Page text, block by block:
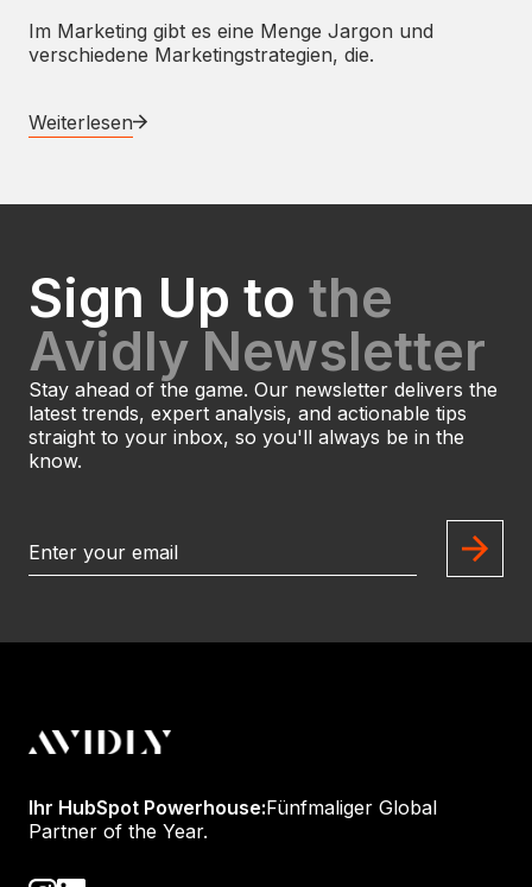
Im Marketing gibt es eine Menge Jargon und
verschiedene Marketingstrategien, die.
Weiterlesen
Sign Up to the
Avidly Newsletter
Stay ahead of the game. Our newsletter delivers the
latest trends, expert analysis, and actionable tips
straight to your inbox, so you'll always be in the
know.
Ihr HubSpot Powerhouse:Fünfmaliger Global
Partner of the Year.